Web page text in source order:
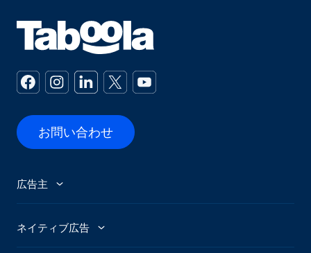
お問い合わせ
広告主
広告主
ネイティブ広告